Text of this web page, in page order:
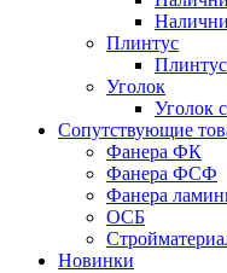
Плинтус
Уголок
Уголок
Сопутствующие
Фанера ФК
Фанера ФСФ
Фанера
ОСБ
Новинки